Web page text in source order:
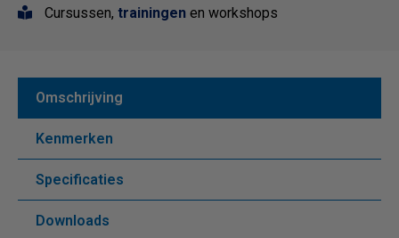
Cursussen, trainingen en workshops
Omschrijving
Kenmerken
Specificaties
Downloads